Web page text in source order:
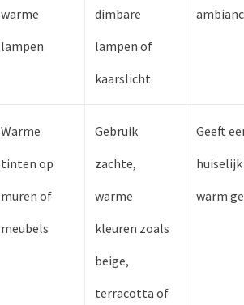
warme
lampen
dimbare
lampen of
kaarslicht
Warme
tinten op
muren of
meubels
Gebruik
zachte,
warme
kleuren zoals
beige,
terracotta of
Geeft
warm